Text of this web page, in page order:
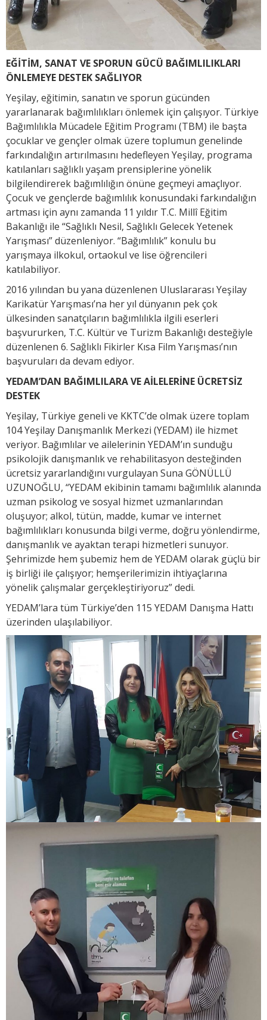
EĞİTİM, SANAT VE SPORUN GÜCÜ BAĞIMLILIKLARI
ÖNLEMEYE DESTEK SAĞLIYOR
Yeşilay, eğitimin, sanatın ve sporun gücünden
yararlanarak bağımlılıkları önlemek için çalışıyor. Türkiye
Bağımlılıkla Mücadele Eğitim Programı (TBM) ile başta
çocuklar ve gençler olmak üzere toplumun genelinde
farkındalığın artırılmasını hedefleyen Yeşilay, programa
katılanları sağlıklı yaşam prensiplerine yönelik
bilgilendirerek bağımlılığın önüne geçmeyi amaçlıyor.
Çocuk ve gençlerde bağımlılık konusundaki farkındalığın
artması için aynı zamanda 11 yıldır T.C. Millî Eğitim
Bakanlığı ile “Sağlıklı Nesil, Sağlıklı Gelecek Yetenek
Yarışması” düzenleniyor. “Bağımlılık” konulu bu
yarışmaya ilkokul, ortaokul ve lise öğrencileri
katılabiliyor.
2016 yılından bu yana düzenlenen Uluslararası Yeşilay
Karikatür Yarışması’na her yıl dünyanın pek çok
ülkesinden sanatçıların bağımlılıkla ilgili eserleri
başvururken, T.C. Kültür ve Turizm Bakanlığı desteğiyle
düzenlenen 6. Sağlıklı Fikirler Kısa Film Yarışması’nın
başvuruları da devam ediyor.
YEDAM’DAN BAĞIMLILARA VE AİLELERİNE ÜCRETSİZ
DESTEK
Yeşilay, Türkiye geneli ve KKTC’de olmak üzere toplam
104 Yeşilay Danışmanlık Merkezi (YEDAM) ile hizmet
veriyor. Bağımlılar ve ailelerinin YEDAM’ın sunduğu
psikolojik danışmanlık ve rehabilitasyon desteğinden
ücretsiz yararlandığını vurgulayan Suna GÖNÜLLÜ
UZUNOĞLU, “YEDAM ekibinin tamamı bağımlılık alanında
uzman psikolog ve sosyal hizmet uzmanlarından
oluşuyor; alkol, tütün, madde, kumar ve internet
bağımlılıkları konusunda bilgi verme, doğru yönlendirme,
danışmanlık ve ayaktan terapi hizmetleri sunuyor.
Şehrimizde hem şubemiz hem de YEDAM olarak güçlü bir
iş birliği ile çalışıyor; hemşerilerimizin ihtiyaçlarına
yönelik çalışmalar gerçekleştiriyoruz” dedi.
YEDAM’lara tüm Türkiye’den 115 YEDAM Danışma Hattı
üzerinden ulaşılabiliyor.